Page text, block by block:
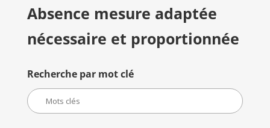
Absence mesure adaptée
nécessaire et proportionnée
Recherche par mot clé